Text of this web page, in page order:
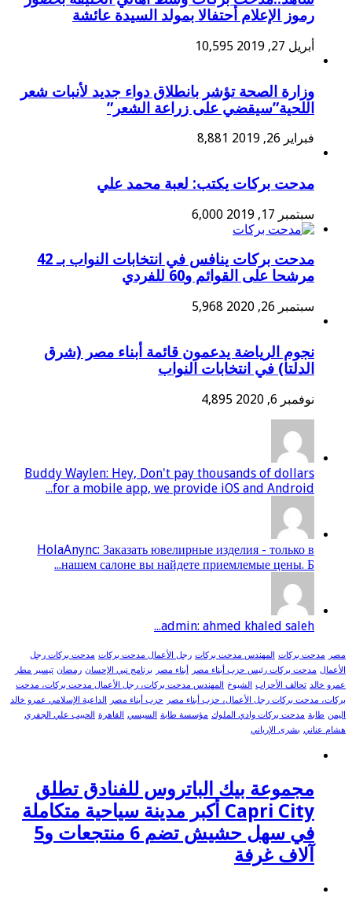
رموز الإعلام أحتفالا بمولد السيدة عائشة
أبريل 27, 2019 10,595
وزارة الصحة تؤشر بانطلاق دواء جديد لأنبات شعر
اللحية”سيقضي على زراعة الشعر”
فبراير 26, 2019 8,881
مدحت بركات يكتب: لعبة محمد علي
سبتمبر 17, 2019 6,000
مدحت بركات ينافس في انتخابات النواب بـ 42
مرشحا على القوائم و60 للفردي
سبتمبر 26, 2020 5,968
نجوم الرياضة يدعمون قائمة أبناء مصر (شرق
الدلتا) في انتخابات النواب
نوفمبر 6, 2020 4,895
Buddy Waylen: Hey, Don't pay thousands of dollars
for a mobile app, we provide iOS and Android...
HolaAnync: Заказать ювелирные изделия - только в
нашем салоне вы найдете приемлемые цены. Б...
admin: ahmed khaled saleh...
مصر مدحت بركات المهندس مدحت بركات رجل الأعمال مدحت بركات مدحت بركات رجل
الأعمال مدحت بركات رئيس حزب أبناء مصر أبناء مصر برنامج نبي الإحسان رمضان تيسير مطر
عمرو خالد تحالف الأحزاب الشيوخ المهندس مدحت بركات، رجل الأعمال مدحت بركات، مدحت
بركات، مدحت بركات رجل الأعمال، حزب أبناء مصر
حزب أبناء مصر
الداعية الإسلامي عمرو خالد
اليمن طابة مدحت بركات وادي الملوك مؤسسة طابة السيسي القاهرة الحبيب علي الجفري
هشام عناني بشرى الإرياني
مجموعة بيك الباتروس للفنادق تطلق
Capri City أكبر مدينة سياحية متكاملة
في سهل حشيش تضم 6 منتجعات و5
آلاف غرفة